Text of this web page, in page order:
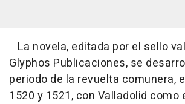
La novela, editada por el sello
Glyphos Publicaciones, se
periodo de la revuelta comunera,
1520 y 1521, con Valladolid como